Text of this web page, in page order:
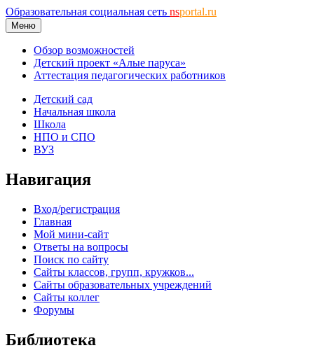
Образовательная социальная сеть nsportal.ru
Меню
Обзор возможностей
Детский проект «Алые паруса»
Аттестация педагогических работников
Детский сад
Начальная школа
Школа
НПО и СПО
ВУЗ
Навигация
Вход/регистрация
Главная
Мой мини-сайт
Ответы на вопросы
Поиск по сайту
Сайты классов, групп, кружков...
Сайты образовательных учреждений
Сайты коллег
Форумы
Библиотека